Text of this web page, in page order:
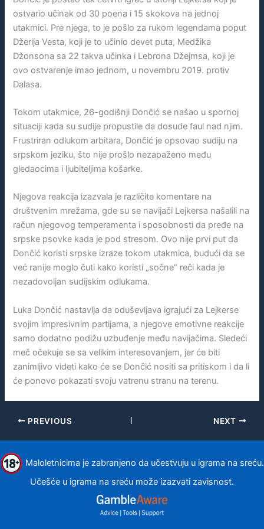
ostvario učinak od 30 poena i 15 skokova na jednoj
utakmici. Pre njega, to je pošlo za rukom legendama poput
Džerija Vesta, koji je to učinio devet puta, Medžika
Džonsona sa 22 takva učinka i Lebrona Džejmsa, koji je
ovo ostvarenje imao jednom, u novembru 2019. protiv
Dalasa.
Tokom utakmice, 26-godišnji Dončić se našao u spornoj
situaciji kada su sudije propustile da dosude faul nad njim.
Frustriran odlukom arbitara, Dončić je opsovao sudiju na
srpskom jeziku, što nije prošlo nezapaženo među
gledaocima i ljubiteljima košarke.
Njegova reakcija izazvala je različite komentare na
društvenim mrežama, gde su se navijači Lejkersa našalili na
račun njegovog temperamenta i sposobnosti da pređe na
srpske psovke kada je pod stresom. Ovo nije prvi put da
Dončić koristi srpske izraze tokom utakmica, budući da se
već ranije moglo čuti kako koristi „sočne“ reči kada je
nezadovoljan sudijskim odlukama.
Luka Dončić nastavlja da oduševljava igrajući za Lejkerse
svojim impresivnim partijama, a njegove emotivne reakcije
samo dodatno podižu uzbuđenje među navijačima. Sledeći
meč očekuje se sa velikim interesovanjem, jer će biti
zanimljivo videti kako će se Dončić nositi sa pritiskom i da li
će ponovo pokazati svoju vatrenu stranu na terenu.
PREVIOUS NEXT
Maloletnicima je zabranjeno da učestvuju u igrama na sreću.
Učešće u igrama na sreću može izazvati zavisnost.